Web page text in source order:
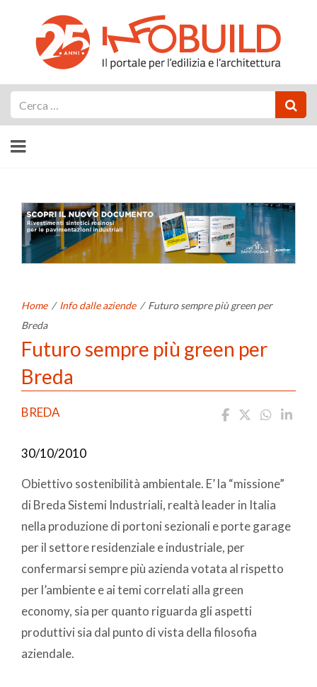
Home / Info dalle aziende / Futuro sempre più green per
Breda
Futuro sempre più green per
Breda
BREDA
30/10/2010
Obiettivo sostenibilità ambientale. E’ la “missione”
di Breda Sistemi Industriali, realtà leader in Italia
nella produzione di portoni sezionali e porte garage
per il settore residenziale e industriale, per
confermarsi sempre più azienda votata al rispetto
per l’ambiente e ai temi correlati alla green
economy, sia per quanto riguarda gli aspetti
produttivi sia dal punto di vista della filosofia
aziendale.